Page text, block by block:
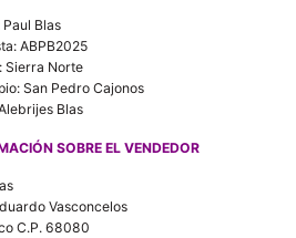
Blas
ABPB2025
Sierra Norte
San Pedro Cajonos
Blas
SOBRE EL VENDEDOR
Vasconcelos
C.P. 68080